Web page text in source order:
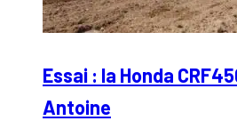
Essai : la Honda
Antoine